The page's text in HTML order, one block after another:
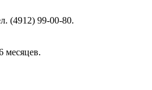
(4912) 99-00-80.
месяцев.